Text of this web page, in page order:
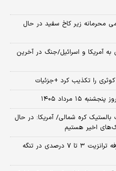
محرمانه زیر کاخ سفید در حال
به آمریکا و اسرائیل/جنگ در آخرین
کوثری را تکذیب کرد +جزئیات
مرداد ۱۴۰۵
کره شمالی/ آمریکا: در حال
اخیر هستیم
رویترز: ایران و عمان برای تعیین تعرفه ترانزیت ۳ تا ۷ درصدی در تنگه